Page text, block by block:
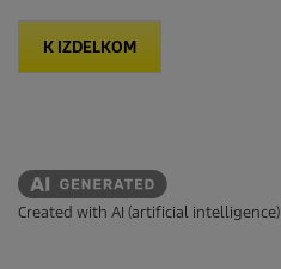
K IZDELKOM
Created with AI (artificial intelligence)